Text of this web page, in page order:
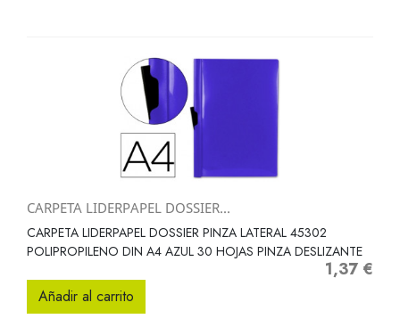
CARPETA LIDERPAPEL DOSSIER...
CARPETA LIDERPAPEL DOSSIER PINZA LATERAL 45302
POLIPROPILENO DIN A4 AZUL 30 HOJAS PINZA DESLIZANTE
Precio
1,37 €
Añadir al carrito